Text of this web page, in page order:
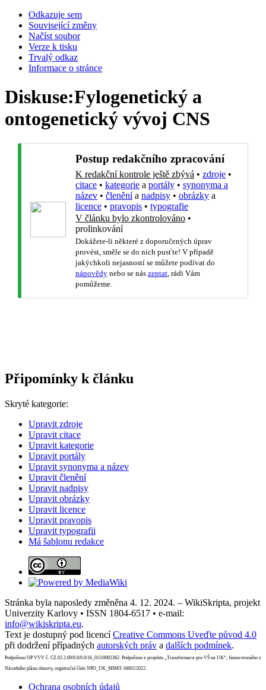
Odkazuje sem
Související změny
Načíst soubor
Verze k tisku
Trvalý odkaz
Informace o stránce
Diskuse:Fylogenetický a
ontogenetický vývoj CNS
Postup redakčního zpracování
K redakční kontrole ještě zbývá • zdroje •
citace • kategorie a portály • synonyma a
název • členěnía nadpisy • obrázky a
licence • pravopis • typografie
V článku bylo zkontrolováno •
prolinkování
Dokážete-li některé z doporučených úprav
provést, směle se do nich pusťte! V případě
jakýchkoli nejasností se můžete podívat do
nápovědy nebo se nás zeptat , rádi Vám
pomůžeme.
Připomínky k článku
Skryté kategorie:
Upravit zdroje
Upravit citace
Upravit kategorie
Upravit portály
Upravit synonyma a název
Upravit členění
Upravit nadpisy
Upravit obrázky
Upravit licence
Upravit pravopis
Upravit typografii
Má šablonu redakce
Stránka byla naposledy změněna 4. 12. 2024. – WikiSkripta, projekt
Univerzity Karlovy • ISSN 1804-6517 • e-mail:
info@wikiskripta.eu.
Text je dostupný pod licencíCreative Commons Uveďte původ 4.0
při dodržení případných autorských práv a dalších podmínek.
Podpořeno OP VVV č. CZ.02.2.69/0.0/0.0/16_015/0002362. Podpořeno z projektu „Transformace pro VŠ na UK“, financovaného z
Národního plánu obnovy, registrační číslo NPO_UK_MSMT-16602/2022.
Ochrana osobních údajů